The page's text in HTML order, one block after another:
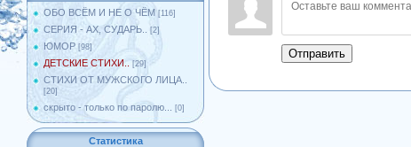
ОБО ВСЁМ И НЕ О ЧЁМ [116]
СЕРИЯ - АХ, СУДАРЬ.. [2]
ЮМОР [98]
ДЕТСКИЕ СТИХИ.. [29]
СТИХИ ОТ МУЖСКОГО ЛИЦА..
[20]
скрыто - только по паролю... [0]
Статистика
Отправить